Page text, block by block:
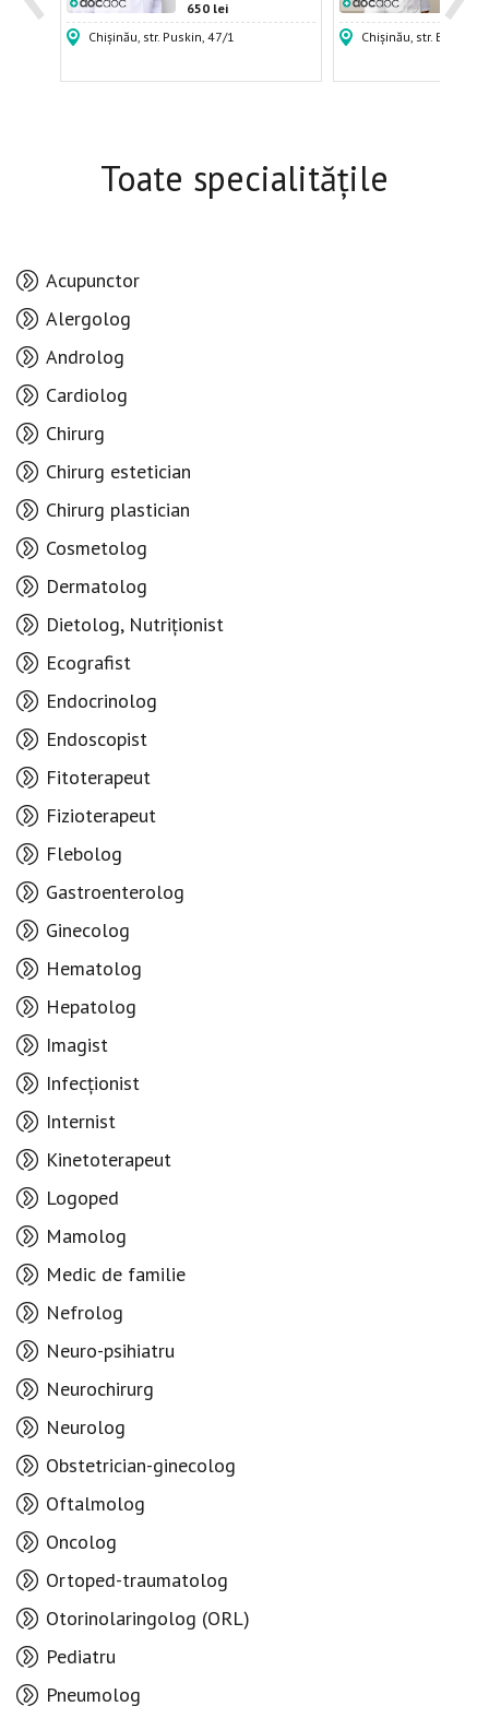
650 lei
Chișinău, str. Puskin, 47/1
500
Chișinău, str.
Toate specialitățile
Acupunctor
Alergolog
Androlog
Cardiolog
Chirurg
Chirurg estetician
Chirurg plastician
Cosmetolog
Dermatolog
Dietolog, Nutriționist
Ecografist
Endocrinolog
Endoscopist
Fitoterapeut
Fizioterapeut
Flebolog
Gastroenterolog
Ginecolog
Hematolog
Hepatolog
Imagist
Infecționist
Internist
Kinetoterapeut
Logoped
Mamolog
Medic de familie
Nefrolog
Neuro-psihiatru
Neurochirurg
Neurolog
Obstetrician-ginecolog
Oftalmolog
Oncolog
Ortoped-traumatolog
Otorinolaringolog (ORL)
Pediatru
Pneumolog